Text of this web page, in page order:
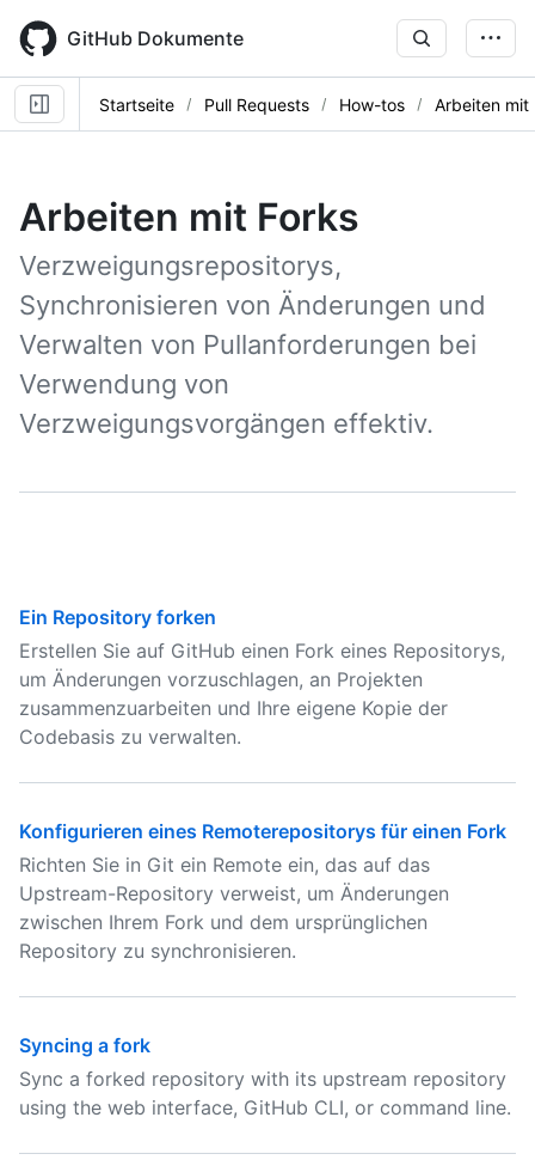
main
content
GitHub Dokumente
Startseite Pull Requests How-tos Arbeiten mit
Arbeiten mit Forks
Verzweigungsrepositorys,
Synchronisieren von Änderungen und
Verwalten von Pullanforderungen bei
Verwendung von
Verzweigungsvorgängen effektiv.
Ein Repository forken
Erstellen Sie auf GitHub einen Fork eines Repositorys,
um Änderungen vorzuschlagen, an Projekten
zusammenzuarbeiten und Ihre eigene Kopie der
Codebasis zu verwalten.
Konfigurieren eines Remoterepositorys für einen Fork
Richten Sie in Git ein Remote ein, das auf das
Upstream-Repository verweist, um Änderungen
zwischen Ihrem Fork und dem ursprünglichen
Repository zu synchronisieren.
Syncing a fork
Sync a forked repository with its upstream repository
using the web interface, GitHub CLI, or command line.